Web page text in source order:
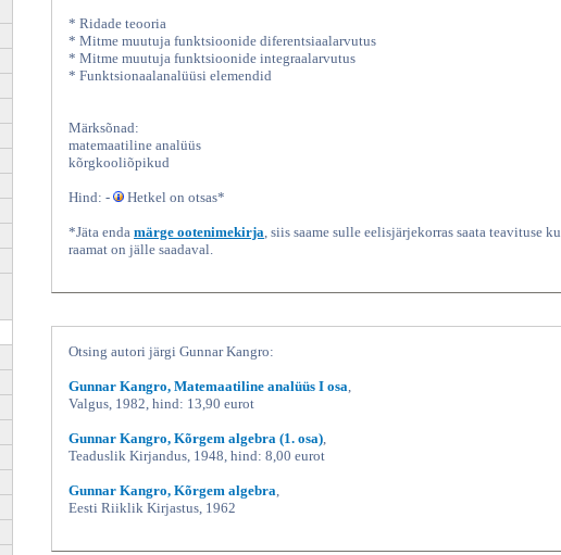
* Ridade teooria
* Mitme muutuja funktsioonide diferentsiaalarvutus
* Mitme muutuja funktsioonide integraalarvutus
* Funktsionaalanalüüsi elemendid
Märksõnad:
matemaatiline analüüs
kõrgkooliõpikud
Hind: - Hetkel on otsas*
*Jäta enda märge ootenimekirja, siis saame sulle eelisjärjekorras saata teavituse
raamat on jälle saadaval.
Otsing autori järgi Gunnar Kangro:
Gunnar Kangro, Matemaatiline analüüs I osa,
Valgus, 1982, hind: 13,90 eurot
Gunnar Kangro, Kõrgem algebra (1. osa),
Teaduslik Kirjandus, 1948, hind: 8,00 eurot
Gunnar Kangro, Kõrgem algebra,
Eesti Riiklik Kirjastus, 1962